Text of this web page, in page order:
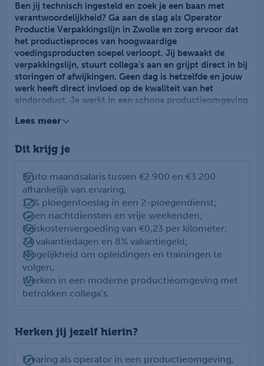
Ben jij technisch ingesteld en zoek je een baan met
verantwoordelijkheid? Ga aan de slag als Operator
Productie Verpakkingslijn in Zwolle en zorg ervoor dat
het productieproces van hoogwaardige
voedingsproducten soepel verloopt. Jij bewaakt de
verpakkingslijn, stuurt collega’s aan en grijpt direct in bij
storingen of afwijkingen. Geen dag is hetzelfde en jouw
werk heeft direct invloed op de kwaliteit van het
eindproduct. Je werkt in een schone productieomgeving
staan.
Als Operator Productie Verpakkingslijn ben jij
productieproces. Je bedient en controleert de
verpakkingslijnen en zorgt dat alles volgens de juiste
kwaliteitseisen verloopt. Je houdt overzicht over het
totale proces en stuurt bij waar nodig. Daarnaast los je
kleine technische storingen op en ondersteun je collega’s
op de werkvloer.
Je werkt met moderne machines en geautomatiseerde
systemen binnen een omgeving waar hygiëne erg
belangrijk is. Ook voer je controles uit en zorg je voor
een schone werkomgeving. Dankzij jouw inzet blijven de
productielijnen optimaal draaien.
Lees meer
Dit krijg je
Bruto maandsalaris tussen €2.900 en €3.200
afhankelijk van ervaring;
12% ploegentoeslag in een 2-ploegendienst;
Geen nachtdiensten en vrije weekenden;
Reiskostenvergoeding van €0,23 per kilometer;
24 vakantiedagen en 8% vakantiegeld;
Mogelijkheid om opleidingen en trainingen te
volgen;
Werken in een moderne productieomgeving met
betrokken collega’s.
Herken jij jezelf hierin?
Ervaring als operator in een productieomgeving;